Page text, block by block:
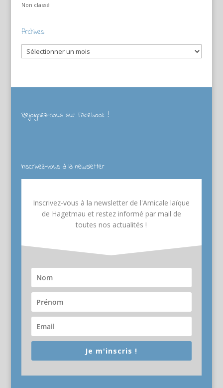
Non classé
Archives
Archives
Rejoignez-nous sur Facebook !
Inscrivez-vous à la newsletter
Inscrivez-vous à la newsletter de l'Amicale laïque
de Hagetmau et restez informé par mail de
toutes nos actualités !
Je m'inscris !